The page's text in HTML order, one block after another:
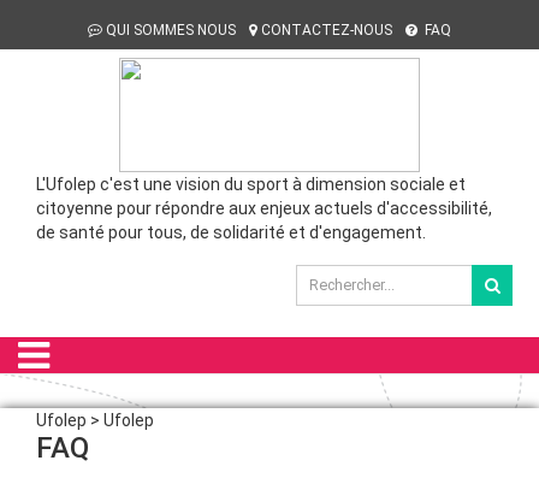
QUI SOMMES NOUS CONTACTEZ-NOUS FAQ
L'Ufolep c'est une vision du sport à dimension sociale et
citoyenne pour répondre aux enjeux actuels d'accessibilité,
de santé pour tous, de solidarité et d'engagement.
Ufolep > Ufolep
FAQ